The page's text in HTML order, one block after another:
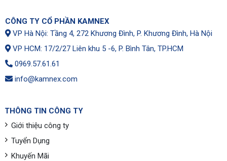
CÔNG TY CỔ PHẦN KAMNEX
VP Hà Nội: Tầng 4, 272 Khương Đình, P. Khương Đình, Hà Nội
VP HCM: 17/2/27 Liên khu 5 -6, P. Bình Tân, TP.HCM
0969.57.61.61
info@kamnex.com
THÔNG TIN CÔNG TY
Giới thiệu công ty
Tuyển Dụng
Khuyến Mãi